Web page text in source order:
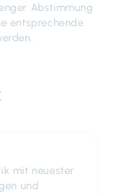
Abstimmung
entsprechende
mit neuester
und